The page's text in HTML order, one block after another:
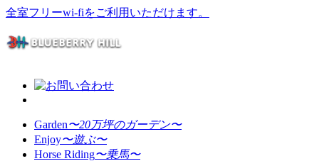
全室フリーwi-fiをご利用いただけます。
Garden〜20万坪のガーデン〜
Enjoy〜遊ぶ〜
Horse Riding〜乗馬〜